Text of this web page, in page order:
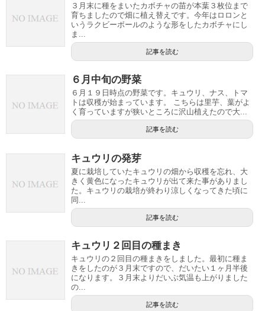
３月末に種をまいたカボチャの苗が本葉３枚位まで
育ちましたので畑に植え替えです。今年はロロンと
いうラクビーボールのような形をしたカボチャにし
ま...
記事を読む
６月中旬の野菜
６月１９日時点の野菜です。キュウリ、ナス、トマ
トは収穫が始まっています。 こちらは里芋、葉がよ
く育っていますが狭いところに沢山植えたので大...
記事を読む
キュウリの発芽
夏に栽培していたキュウリの畑から収穫を忘れ、大
きく黄色になったキュウリが出て来た事がありまし
た。キュウリの栽培が終わり涼しくなってきた頃に
同...
記事を読む
キュウリ２回目の種まき
キュウリの２回目の種まきをしました。最初に種ま
きをしたのが３月末ですので、だいたい１ヶ月半後
になります。３月末よりだいぶ気温も上がりました
の...
記事を読む